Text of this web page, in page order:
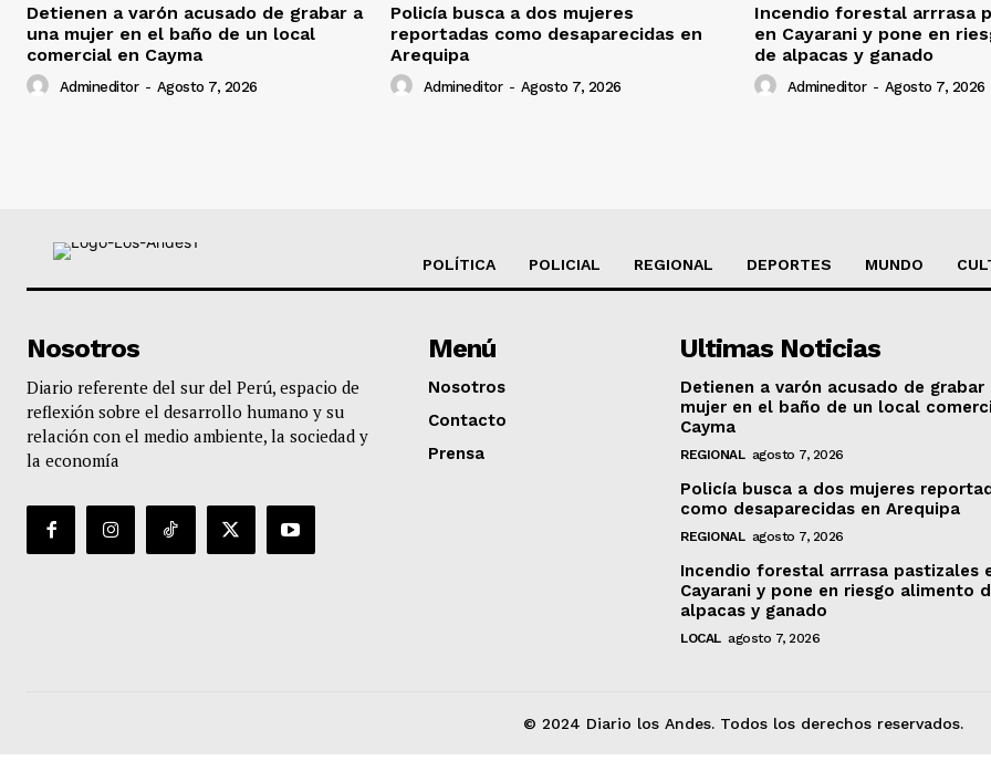
Detienen a varón acusado de grabar a
una mujer en el baño de un local
comercial en Cayma
Admineditor - Agosto 7, 2026
Policía busca a dos mujeres
reportadas como desaparecidas en
Arequipa
Admineditor - Agosto 7, 2026
Incendio forestal arrrasa
en Cayarani y pone en
de alpacas y ganado
Admineditor - Agosto 7, 2026
POLÍTICA POLICIAL REGIONAL DEPORTES MUNDO
Nosotros
Diario referente del sur del Perú, espacio de
reflexión sobre el desarrollo humano y su
relación con el medio ambiente, la sociedad y
la economía
Menú
Nosotros
Contacto
Prensa
Ultimas Noticias
Detienen a varón acusado de grabar
mujer en el baño de un local
Cayma
REGIONAL agosto 7, 2026
Policía busca a dos mujeres
como desaparecidas en Arequipa
REGIONAL agosto 7, 2026
Incendio forestal arrrasa pastizales
Cayarani y pone en riesgo alimento
alpacas y ganado
LOCAL agosto 7, 2026
© 2024 Diario los Andes. Todos los derechos reservados.